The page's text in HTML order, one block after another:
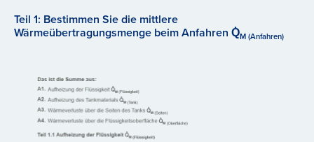
Teil 1: Bestimmen Sie die mittlere
Wärmeübertragungsmenge beim Anfahren Q̇M (Anfahren)